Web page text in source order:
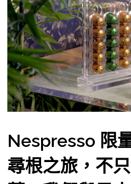
Nespresso 限
尋根之旅，不